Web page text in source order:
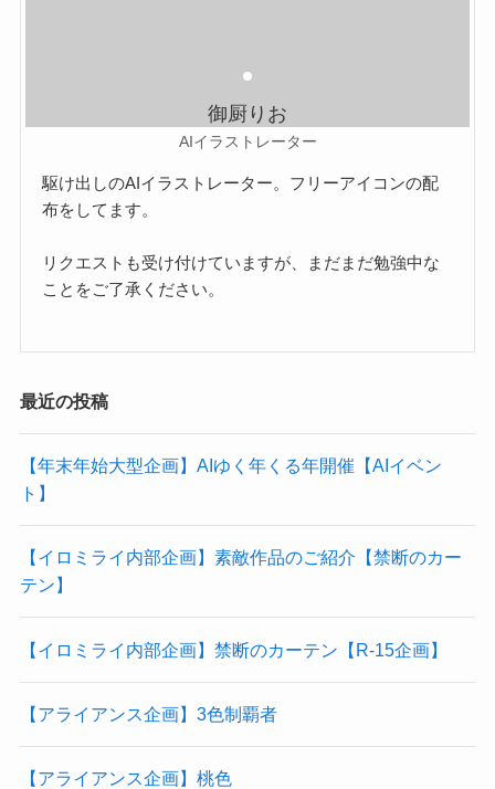
御厨りお
AIイラストレーター
駆け出しのAIイラストレーター。フリーアイコンの配
布をしてます。
リクエストも受け付けていますが、まだまだ勉強中な
ことをご了承ください。
最近の投稿
【年末年始大型企画】AIゆく年くる年開催【AIイベン
ト】
【イロミライ内部企画】素敵作品のご紹介【禁断のカー
テン】
【イロミライ内部企画】禁断のカーテン【R-15企画】
【アライアンス企画】3色制覇者
【アライアンス企画】桃色